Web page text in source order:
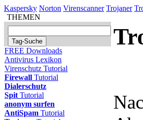
Kaspersky Norton Virenscanner Trojaner
THEMEN
FREE Downloads
Antivirus Lexikon
Virenschutz Tutorial
Firewall Tutorial
Dialerschutz
Spit Tutorial
anonym surfen
AntiSpam Tutorial